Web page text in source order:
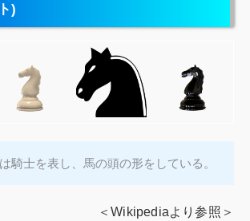
)
騎士を表し、馬の頭の形をしている。
＜Wikipediaより参照＞